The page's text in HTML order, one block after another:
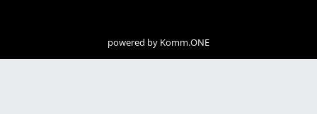
powered by Komm.ONE